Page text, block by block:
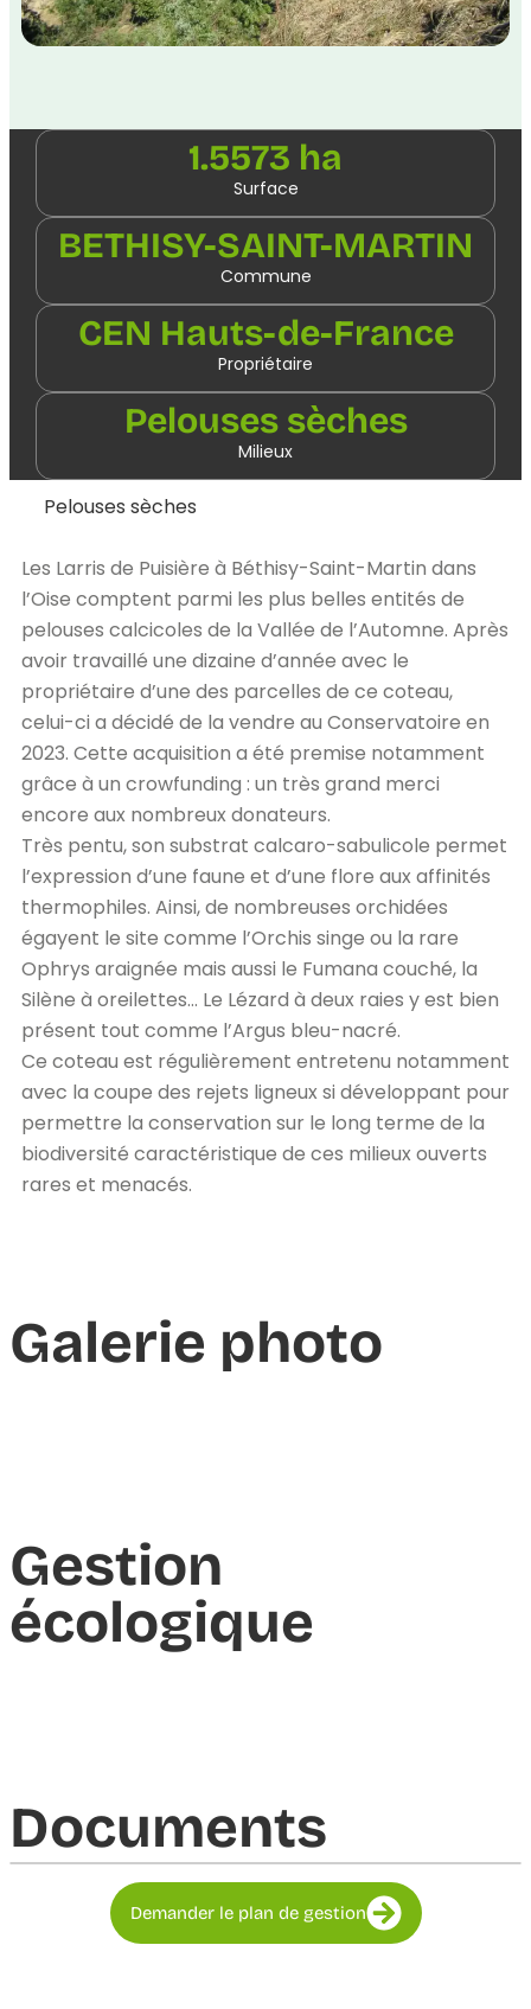
1.5573 ha
Surface
BETHISY-SAINT-MARTIN
Commune
CEN Hauts-de-France
Propriétaire
Pelouses sèches
Milieux
Pelouses sèches
Les Larris de Puisière à Béthisy-Saint-Martin dans
l’Oise comptent parmi les plus belles entités de
pelouses calcicoles de la Vallée de l’Automne. Après
avoir travaillé une dizaine d’année avec le
propriétaire d’une des parcelles de ce coteau,
celui-ci a décidé de la vendre au Conservatoire en
2023. Cette acquisition a été premise notamment
grâce à un crowfunding : un très grand merci
encore aux nombreux donateurs.
Très pentu, son substrat calcaro-sabulicole permet
l’expression d’une faune et d’une flore aux affinités
thermophiles. Ainsi, de nombreuses orchidées
égayent le site comme l’Orchis singe ou la rare
Ophrys araignée mais aussi le Fumana couché, la
Silène à oreilettes… Le Lézard à deux raies y est bien
présent tout comme l’Argus bleu-nacré.
Ce coteau est régulièrement entretenu notamment
avec la coupe des rejets ligneux si développant pour
permettre la conservation sur le long terme de la
biodiversité caractéristique de ces milieux ouverts
rares et menacés.
Galerie photo
Gestion
écologique
Documents​
Demander le plan de gestion